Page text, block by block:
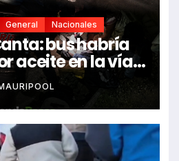
General Nacionales
bus habría
aceite en la vía e
siniestrado